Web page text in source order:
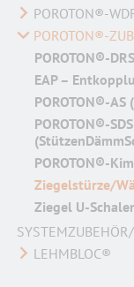
POROTON®-
POROTON®-
POROTON®-
EAP –
POROTON®-
POROTON®-
POROTON®-
Ziegelstürze/
Ziegel U-
LEHMBLOC®